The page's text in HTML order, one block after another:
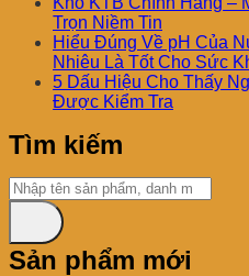
Trọn Niềm Tin
Hiểu Đúng Về pH Của
Nhiêu Là Tốt Cho Sức
5 Dấu Hiệu Cho Thấy
Được Kiểm Tra
Tìm kiếm
Sản phẩm mới